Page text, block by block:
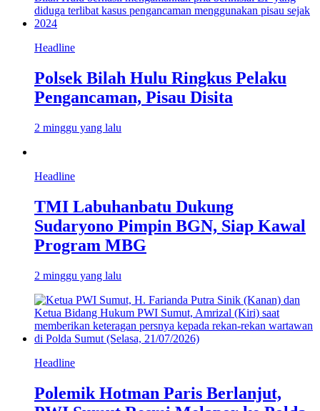
Headline
Polsek Bilah Hulu Ringkus Pelaku
Pengancaman, Pisau Disita
2 minggu yang lalu
Headline
TMI Labuhanbatu Dukung
Sudaryono Pimpin BGN, Siap Kawal
Program MBG
2 minggu yang lalu
Headline
Polemik Hotman Paris Berlanjut,